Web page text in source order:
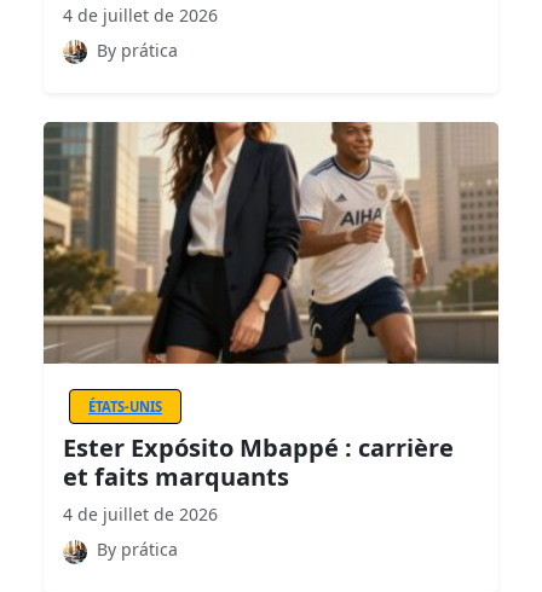
4 de juillet de 2026
By prática
ÉTATS-UNIS
Ester Expósito Mbappé : carrière
et faits marquants
4 de juillet de 2026
By prática